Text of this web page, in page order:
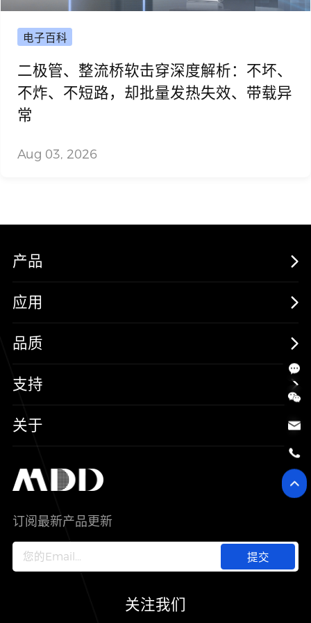
电子百科
二极管、整流桥软击穿深度解析：不坏、
不炸、不短路，却批量发热失效、带载异
常
Aug 03, 2026
产品
MOSFETs
保护器件
三极管
SiC
IC
应用
消费电子
汽车电子
新能源
智能家居
新兴行业
品质
可靠性实验室
质量与环境
其他信息(PCN)
支持
样品与支持
关于
加入我们
订阅最新产品更新
提交
关注我们